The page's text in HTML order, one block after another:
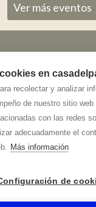
en
recolectar y analizar
de nuestro sitio web
con las redes
adecuadamente el
Más información
de
Ver más eventos
4 40340-
- byRuralesDATA